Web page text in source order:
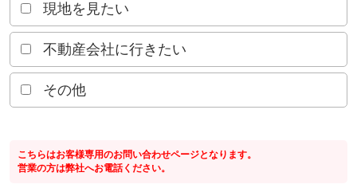
現地を見たい
不動産会社に行きたい
その他
こちらはお客様専用のお問い合わせページとなります。
営業の方は弊社へお電話ください。